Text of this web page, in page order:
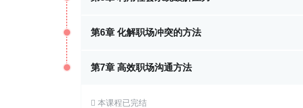
第6章 化解职场冲突的方法
第7章 高效职场沟通方法
本课程已完结